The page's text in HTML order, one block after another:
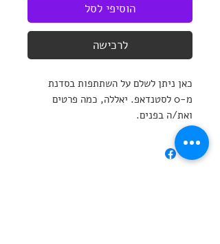
הוסיפי לסל
לרכישה
כאן ניתן לשלם על השתתפות בסדנת
מ-0 לסטנדאפ. יאללה, כמה פרטים
ואת/ה בפנים.